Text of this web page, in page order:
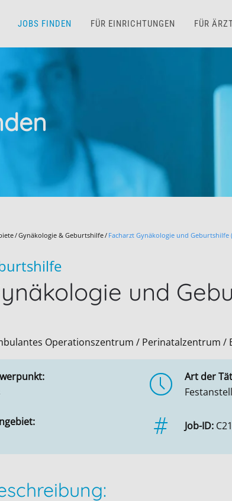
JOBS FINDEN FÜR EINRICHTUNGEN FÜR
Gynäkologie & Geburtshilfe Facharzt Gynäkologie und
und
Operationszentrum / Perinatalzentrum /
Art der
Job-ID: